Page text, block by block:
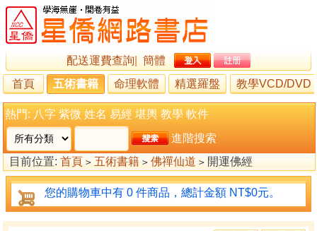
配送運費查詢
簡體
首頁
五術書籍 命理軟體 精選羅盤 教學VCD/DVD
熱門: 八字 紫微 姓名 易經 堪輿 教學 軟件
進階搜索
目前位置: 首頁 > 五術書籍 > 佛禪仙道 > 開運佛經
您的購物車中有 0 件商品，總計金額 NT$0元。